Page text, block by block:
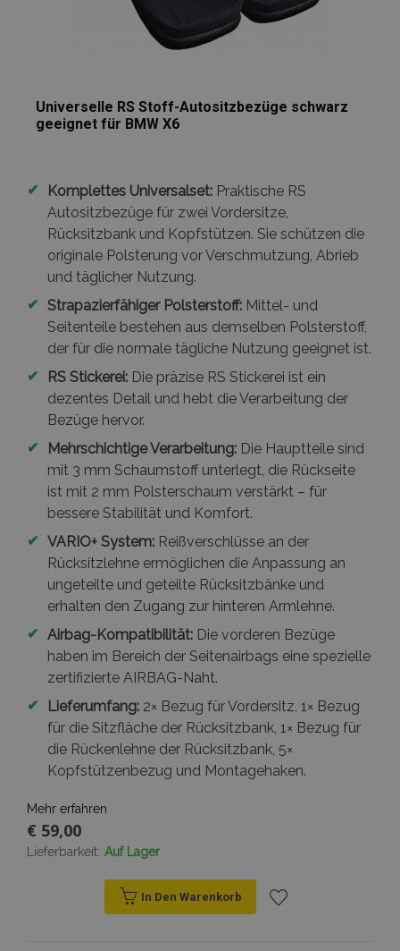
Universelle RS Stoff-Autositzbezüge schwarz
geeignet für BMW X6
✔ Komplettes Universalset: Praktische RS
Autositzbezüge für zwei Vordersitze,
Rücksitzbank und Kopfstützen. Sie schützen die
originale Polsterung vor Verschmutzung, Abrieb
und täglicher Nutzung.
✔ Strapazierfähiger Polsterstoff: Mittel- und
Seitenteile bestehen aus demselben Polsterstoff,
der für die normale tägliche Nutzung geeignet ist.
✔
RS Stickerei: Die präzise RS Stickerei ist ein
dezentes Detail und hebt die Verarbeitung der
Bezüge hervor.
✔
Mehrschichtige Verarbeitung: Die Hauptteile sind
mit 3 mm Schaumstoff unterlegt, die Rückseite
ist mit 2 mm Polsterschaum verstärkt – für
bessere Stabilität und Komfort.
✔ VARIO+ System: Reißverschlüsse an der
Rücksitzlehne ermöglichen die Anpassung an
ungeteilte und geteilte Rücksitzbänke und
erhalten den Zugang zur hinteren Armlehne.
✔ Airbag-Kompatibilität: Die vorderen Bezüge
haben im Bereich der Seitenairbags eine spezielle
zertifizierte AIRBAG-Naht.
✔
Lieferumfang: 2× Bezug für Vordersitz, 1× Bezug
für die Sitzfläche der Rücksitzbank, 1× Bezug für
die Rückenlehne der Rücksitzbank, 5×
Kopfstützenbezug und Montagehaken.
Mehr erfahren
€ 59,00
Lieferbarkeit: Auf Lager
In Den Warenkorb